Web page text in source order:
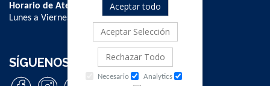
Horario de Atención:
Lunes a Viernes / 09:00 a 16:00 hrs
SÍGUENOS
Aceptar todo
Aceptar Selección
Rechazar Todo
Necesario
Analytics